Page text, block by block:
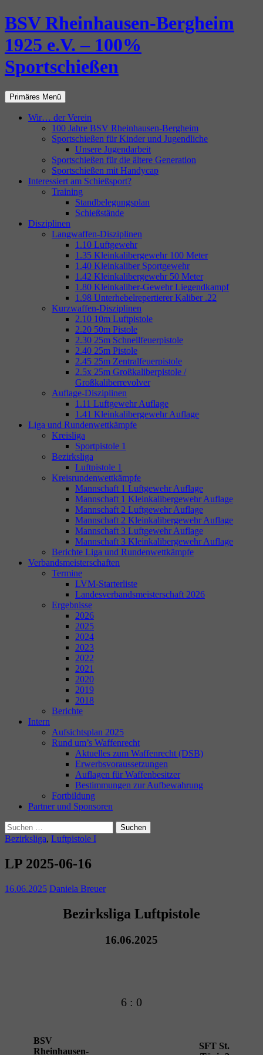
Zum
Inhalt
springen
BSV Rheinhausen-Bergheim
1925 e.V. – 100%
Sportschießen
Suchen
Primäres Menü
Wir… der Verein
100 Jahre BSV Rheinhausen-Bergheim
Sportschießen für Kinder und Jugendliche
Unsere Jugendarbeit
Sportschießen für die ältere Generation
Sportschießen mit Handycap
Interessiert am Schießsport?
Training
Standbelegungsplan
Schießstände
Disziplinen
Langwaffen-Disziplinen
1.10 Luftgewehr
1.35 Kleinkalibergewehr 100 Meter
1.40 Kleinkaliber Sportgewehr
1.42 Kleinkalibergewehr 50 Meter
1.80 Kleinkaliber-Gewehr Liegendkampf
1.98 Unterhebelrepertierer Kaliber .22
Kurzwaffen-Disziplinen
2.10 10m Luftpistole
2.20 50m Pistole
2.30 25m Schnellfeuerpistole
2.40 25m Pistole
2.45 25m Zentralfeuerpistole
2.5x 25m Großkaliberpistole /
Großkaliberrevolver
Auflage-Disziplinen
1.11 Luftgewehr Auflage
1.41 Kleinkalibergewehr Auflage
Liga und Rundenwettkämpfe
Kreisliga
Sportpistole 1
Bezirksliga
Luftpistole 1
Kreisrundenwettkämpfe
Mannschaft 1 Luftgewehr Auflage
Mannschaft 1 Kleinkalibergewehr Auflage
Mannschaft 2 Luftgewehr Auflage
Mannschaft 2 Kleinkalibergewehr Auflage
Mannschaft 3 Luftgewehr Auflage
Mannschaft 3 Kleinkalibergewehr Auflage
Berichte Liga und Rundenwettkämpfe
Verbandsmeisterschaften
Termine
LVM-Starterliste
Landesverbandsmeisterschaft 2026
Ergebnisse
2026
2025
2024
2023
2022
2021
2020
2019
2018
Berichte
Intern
Aufsichtsplan 2025
Rund um’s Waffenrecht
Aktuelles zum Waffenrecht (DSB)
Erwerbsvoraussetzungen
Auflagen für Waffenbesitzer
Bestimmungen zur Aufbewahrung
Fortbildung
Partner und Sponsoren
Suchen
nach:
Bezirksliga, Luftpistole I
LP 2025-06-16
16.06.2025 Daniela Breuer
Bezirksliga Luftpistole
16.06.2025
6 : 0
BSV
Rheinhausen-
SFT St.